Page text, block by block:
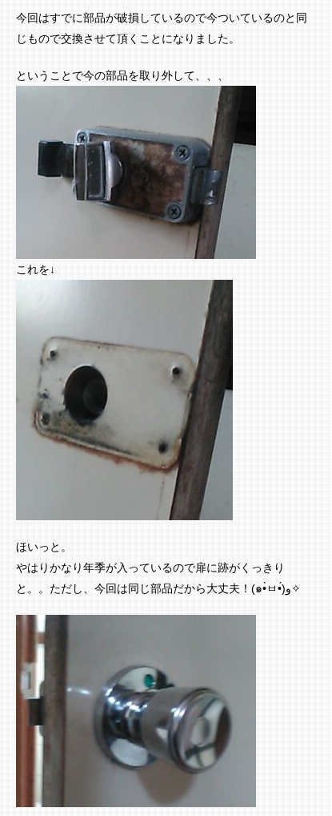
今回はすでに部品が破損しているので今ついているのと同
じもので交換させて頂くことになりました。
ということで今の部品を取り外して、、、
これを↓
ほいっと。
やはりかなり年季が入っているので扉に跡がくっきり
と。。ただし、今回は同じ部品だから大丈夫！(๑•̀ㅂ•́)و✧